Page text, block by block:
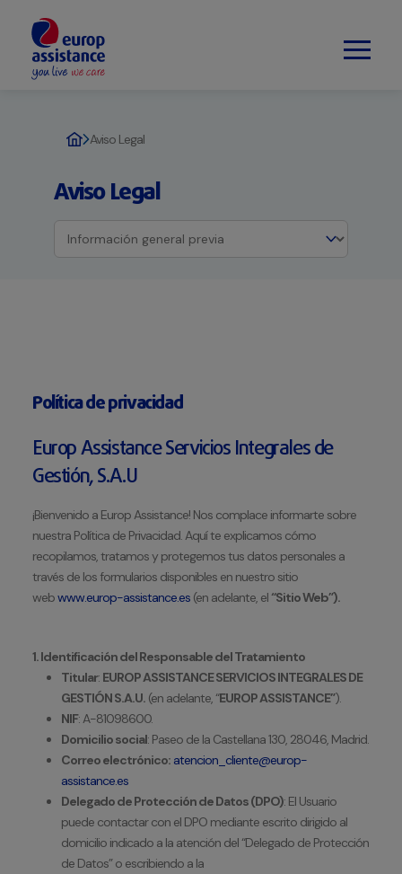
Aviso Legal
Aviso Legal
Política de privacidad
Europ Assistance Servicios Integrales de
Gestión, S.A.U
¡Bienvenido a Europ Assistance! Nos complace informarte sobre
nuestra Política de Privacidad. Aquí te explicamos cómo
recopilamos, tratamos y protegemos tus datos personales a
través de los formularios disponibles en nuestro sitio
webwww.europ-assistance.es (en adelante, el“Sitio Web”).
1. Identificación del Responsable del Tratamiento
Titular: EUROP ASSISTANCE SERVICIOS INTEGRALES DE
GESTIÓN S.A.U. (en adelante, “EUROP ASSISTANCE”).
NIF: A-81098600.
Domicilio social: Paseo de la Castellana 130, 28046, Madrid.
Correo electrónico: atencion_cliente@europ-
assistance.es
Delegado de Protección de Datos (DPO): El Usuario
puede contactar con el DPO mediante escrito dirigido al
domicilio indicado a la atención del “Delegado de Protección
de Datos” o escribiendo a la